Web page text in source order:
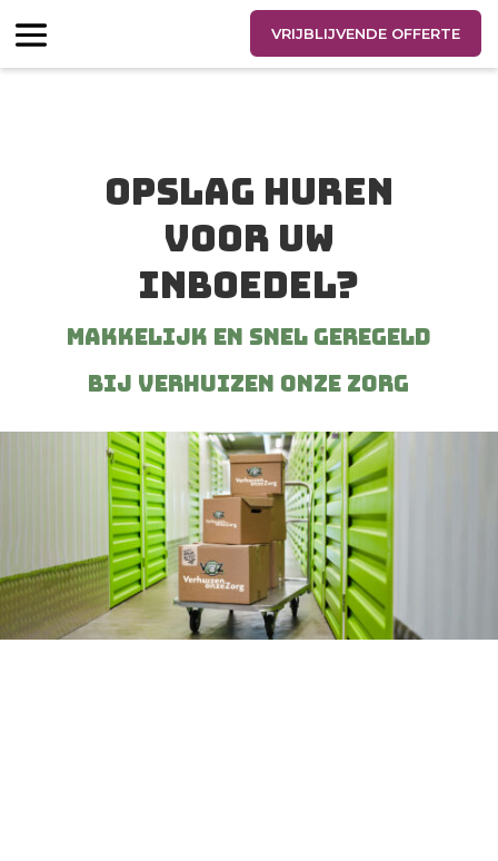
VRIJBLIJVENDE OFFERTE
Opslag huren
voor uw
inboedel?
Makkelijk en snel geregeld
bij Verhuizen Onze Zorg